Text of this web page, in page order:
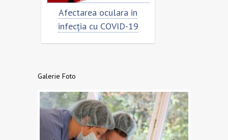
oculara in
cu COVID-19
Cât de „încoronat” este
Galerie Foto